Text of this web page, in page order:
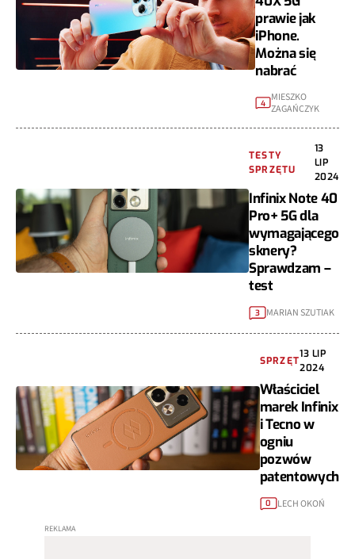
prawie jak
iPhone.
Można się
nabrać
4
MIESZKO
ZAGAŃCZYK
TESTY
SPRZĘTU
13
LIP
2024
Infinix Note 40
Pro+ 5G dla
wymagającego
sknery?
Sprawdzam –
test
3 MARIAN SZUTIAK
SPRZĘT
13 LIP
2024
Właściciel
marek Infinix
i Tecno w
ogniu
pozwów
patentowych
0 LECH OKOŃ